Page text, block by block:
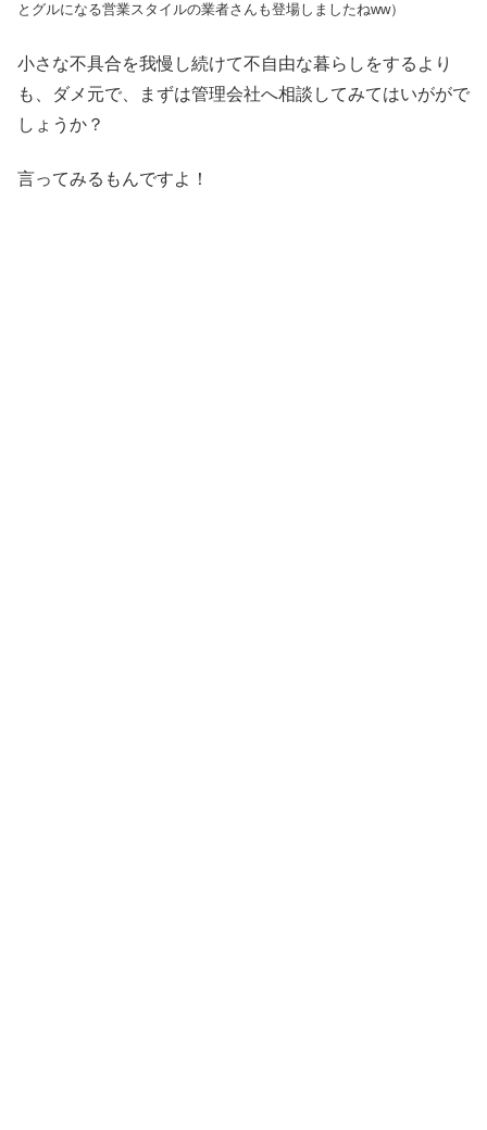
とグルになる営業スタイルの業者さんも登場しましたねww）
小さな不具合を我慢し続けて不自由な暮らしをするより
も、ダメ元で、まずは管理会社へ相談してみてはいががで
しょうか？
言ってみるもんですよ！